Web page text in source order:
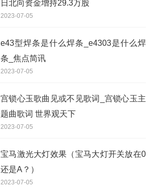
日北向资金增持29.3万股
2023-07-05
e43型焊条是什么焊条_e4303是什么焊
条_焦点简讯
2023-07-05
宫锁心玉歌曲见或不见歌词_宫锁心玉主
题曲歌词 世界观天下
2023-07-05
宝马激光大灯效果（宝马大灯开关放在0
还是A？）
2023-07-05